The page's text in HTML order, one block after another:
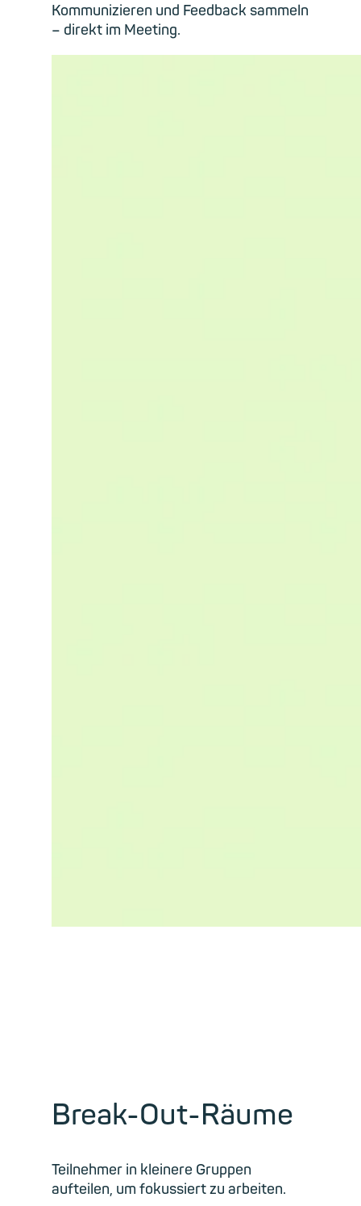
Kommunizieren und Feedback sammeln
– direkt im Meeting.
Break-Out-Räume
Teilnehmer in kleinere Gruppen
aufteilen, um fokussiert zu arbeiten.